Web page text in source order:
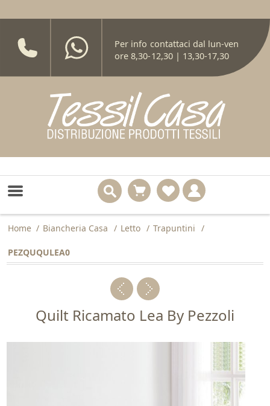
Per info contattaci dal lun-ven
ore 8,30-12,30 | 13,30-17,30
Home / Biancheria Casa / Letto / Trapuntini /
PEZQUQULEA0
Quilt Ricamato Lea By Pezzoli